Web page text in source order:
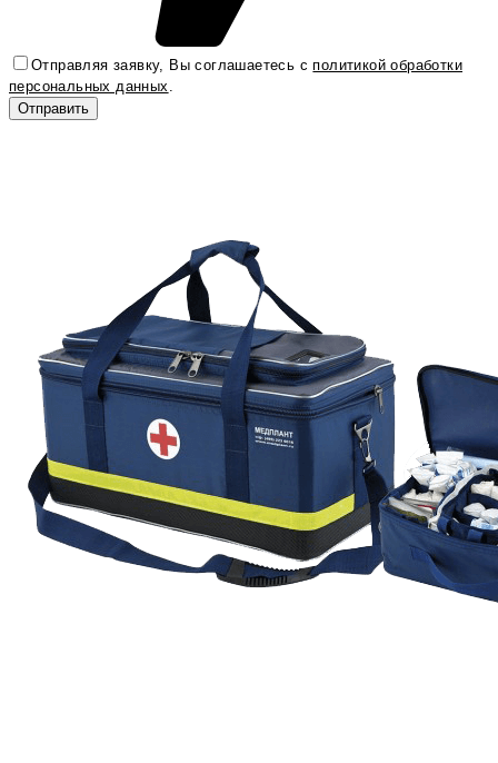
Отправляя заявку, Вы соглашаетесь сполитикой обработки
персональных данных.